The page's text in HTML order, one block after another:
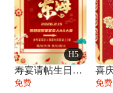
H5
寿宴请帖生日宴邀请函老人寿星生日快乐祝寿
免费 免费